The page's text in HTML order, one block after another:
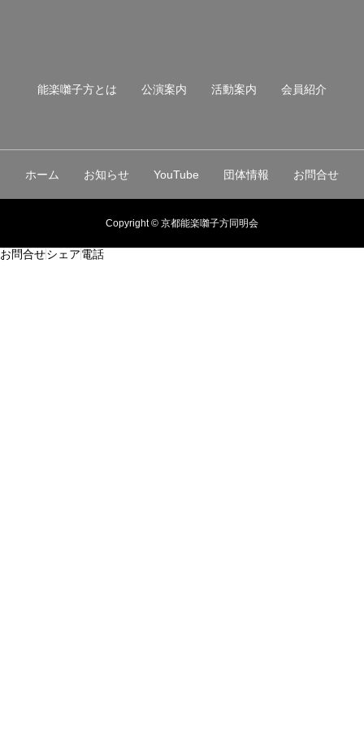
能楽囃子方とは 公演案内 活動案内 会員紹介
ホーム お知らせ YouTube 団体情報 お問合せ
Copyright © 京都能楽囃子方同明会
お問合せシェア電話